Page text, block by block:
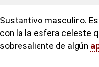
Sustantivo masculino.
con la la esfera celeste
sobresaliente de algún